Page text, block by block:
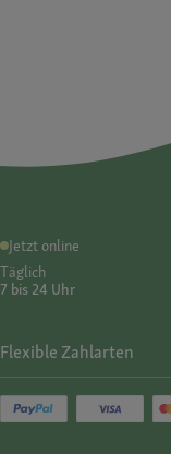
Jetzt online
Täglich
7 bis 24 Uhr
Flexible Zahlarten